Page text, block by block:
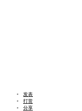
发表
打赏
分享